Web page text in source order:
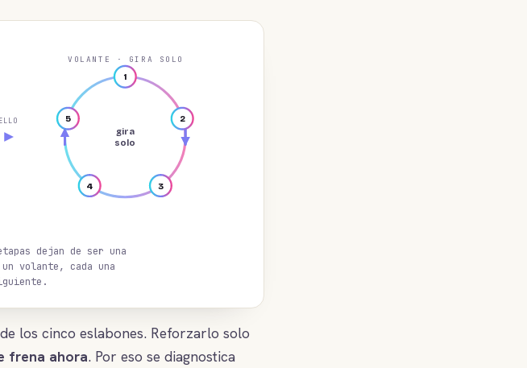
VOLANTE · GIRA SOLO
1
2
3
4
5
gira
solo
dejan de ser una
volante, cada una
los cinco eslabones. Reforzarlo solo
frena ahora. Por eso se diagnostica